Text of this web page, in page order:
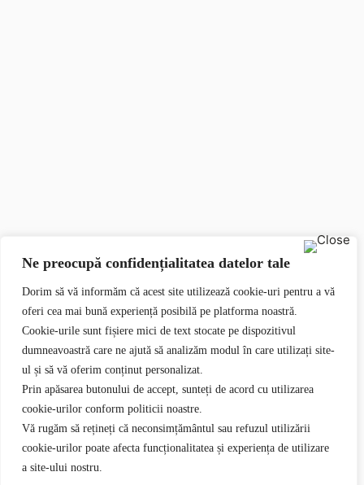
Ne preocupă confidențialitatea datelor tale
Dorim să vă informăm că acest site utilizează cookie-uri pentru a vă
oferi cea mai bună experiență posibilă pe platforma noastră.
Cookie-urile sunt fișiere mici de text stocate pe dispozitivul
dumneavoastră care ne ajută să analizăm modul în care utilizați site-
ul și să vă oferim conținut personalizat.
Prin apăsarea butonului de accept, sunteți de acord cu utilizarea
cookie-urilor conform politicii noastre.
Vă rugăm să rețineți că neconsimțământul sau refuzul utilizării
cookie-urilor poate afecta funcționalitatea și experiența de utilizare
a site-ului nostru.